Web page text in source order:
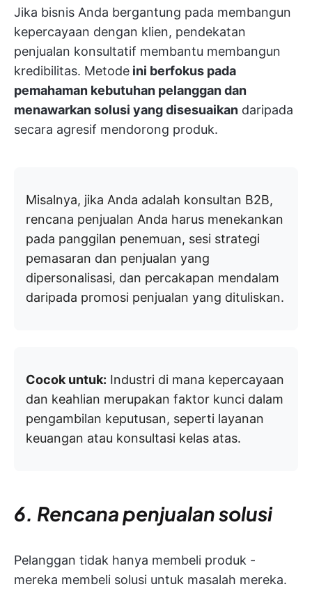
Jika bisnis Anda bergantung pada membangun
kepercayaan dengan klien, pendekatan
penjualan konsultatif membantu membangun
kredibilitas. Metode ini berfokus pada
pemahaman kebutuhan pelanggan dan
menawarkan solusi yang disesuaikan daripada
secara agresif mendorong produk.
Misalnya, jika Anda adalah konsultan B2B,
rencana penjualan Anda harus menekankan
pada panggilan penemuan, sesi strategi
pemasaran dan penjualan yang
dipersonalisasi, dan percakapan mendalam
daripada promosi penjualan yang dituliskan.
Cocok untuk: Industri di mana kepercayaan
dan keahlian merupakan faktor kunci dalam
pengambilan keputusan, seperti layanan
keuangan atau konsultasi kelas atas.
6. Rencana penjualan solusi
Pelanggan tidak hanya membeli produk -
mereka membeli solusi untuk masalah mereka.